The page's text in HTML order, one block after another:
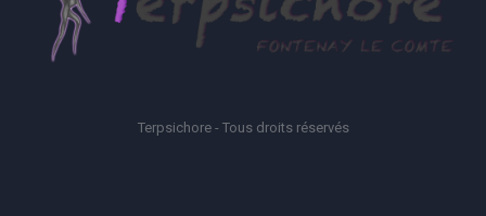
Terpsichore - Tous droits réservés